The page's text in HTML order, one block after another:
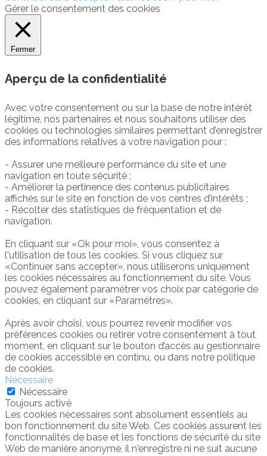
Gérer le consentement des cookies
Fermer
Aperçu de la confidentialité
Avec votre consentement ou sur la base de notre intérêt
légitime, nos partenaires et nous souhaitons utiliser des
cookies ou technologies similaires permettant d’enregistrer
des informations relatives à votre navigation pour :
- Assurer une meilleure performance du site et une
navigation en toute sécurité ;
- Améliorer la pertinence des contenus publicitaires
affichés sur le site en fonction de vos centres d’intérêts ;
- Récolter des statistiques de fréquentation et de
navigation.
En cliquant sur «Ok pour moi», vous consentez à
l'utilisation de tous les cookies. Si vous cliquez sur
«Continuer sans accepter», nous utiliserons uniquement
les cookies nécessaires au fonctionnement du site. Vous
pouvez également paramétrer vos choix par catégorie de
cookies, en cliquant sur «Paramétres».
Après avoir choisi, vous pourrez revenir modifier vos
préférences cookies ou retirer votre consentement à tout
moment, en cliquant sur le bouton d’accès au gestionnaire
de cookies accessible en continu, ou dans notre politique
de cookies.
Nécessaire
Nécessaire
Toujours activé
Les cookies nécessaires sont absolument essentiels au
bon fonctionnement du site Web. Ces cookies assurent les
fonctionnalités de base et les fonctions de sécurité du site
Web de manière anonyme, il n'enregistre ni ne suit aucune